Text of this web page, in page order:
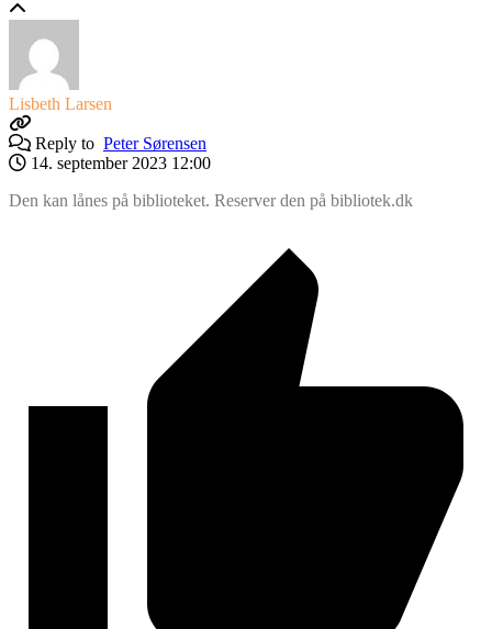
Lisbeth Larsen
Reply to Peter Sørensen
14. september 2023 12:00
Den kan lånes på biblioteket. Reserver den på bibliotek.dk